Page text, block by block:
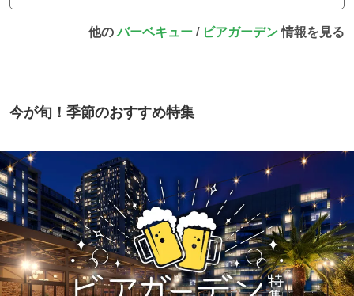
他のバーベキュー/ ビアガーデン情報を見る
今が旬！季節のおすすめ特集